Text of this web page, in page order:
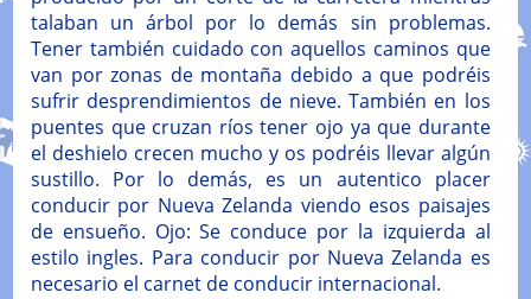
talaban un árbol por lo demás sin problemas.
Tener también cuidado con aquellos caminos que
van por zonas de montaña debido a que podréis
sufrir desprendimientos de nieve. También en los
puentes que cruzan ríos tener ojo ya que durante
el deshielo crecen mucho y os podréis llevar algún
sustillo. Por lo demás, es un autentico placer
conducir por Nueva Zelanda viendo esos paisajes
de ensueño. Ojo: Se conduce por la izquierda al
estilo ingles. Para conducir por Nueva Zelanda es
necesario el carnet de conducir internacional.